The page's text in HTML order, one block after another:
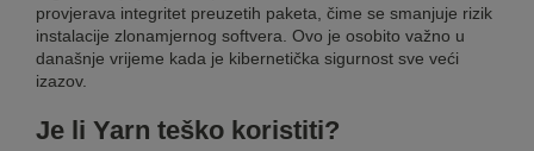
provjerava integritet preuzetih paketa, čime se smanjuje rizik
instalacije zlonamjernog softvera. Ovo je osobito važno u
današnje vrijeme kada je kibernetička sigurnost sve veći
izazov.
Je li Yarn teško koristiti?